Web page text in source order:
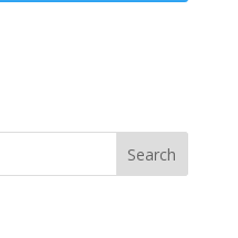
Search